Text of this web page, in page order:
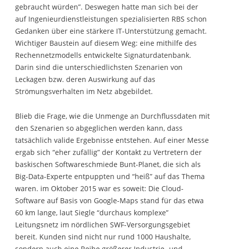
gebraucht würden”. Deswegen hatte man sich bei der
auf Ingenieurdienstleistungen spezialisierten RBS schon
Gedanken über eine stärkere IT-Unterstützung gemacht.
Wichtiger Baustein auf diesem Weg: eine mithilfe des
Rechennetzmodells entwickelte Signaturdatenbank.
Darin sind die unterschiedlichsten Szenarien von
Leckagen bzw. deren Auswirkung auf das
Strömungsverhalten im Netz abgebildet.
Blieb die Frage, wie die Unmenge an Durchflussdaten mit
den Szenarien so abgeglichen werden kann, dass
tatsächlich valide Ergebnisse entstehen. Auf einer Messe
ergab sich “eher zufällig” der Kontakt zu Vertretern der
baskischen Softwareschmiede Bunt-Planet, die sich als
Big-Data-Experte entpuppten und “heiß” auf das Thema
waren. im Oktober 2015 war es soweit: Die Cloud-
Software auf Basis von Google-Maps stand für das etwa
60 km lange, laut Siegle “durchaus komplexe”
Leitungsnetz im nördlichen SWF-Versorgungsgebiet
bereit. Kunden sind nicht nur rund 1000 Haushalte,